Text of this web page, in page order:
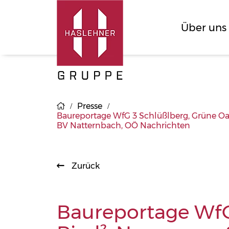
Über uns
Presse
Baureportage WfG 3 Schlüßlberg, Grüne
BV Natternbach, OÖ Nachrichten
Zurück
Baureportage